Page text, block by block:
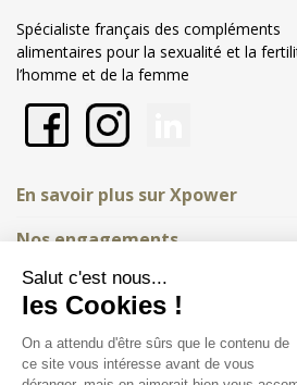
Spécialiste français des compléments
alimentaires pour la sexualité et la
l’homme et de la femme
En savoir plus sur Xpower
Nos engagements
Informations
Marchand approuvé par la Société des
vérifier.